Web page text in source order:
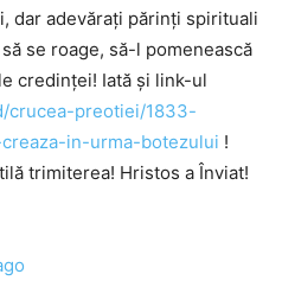
dar adevăraţi părinţi spirituali
se roage, să-l pomenească
credinţei! Iată şi link-ul
crucea-preotiei/1833-
in-urma-botezului !
trimiterea! Hristos a Înviat!